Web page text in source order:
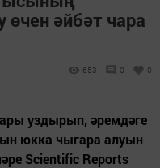
өчен әйбәт чара
653 0 0
уздырып, әремдәге
юкка чыгара алуын
Scientific Reports